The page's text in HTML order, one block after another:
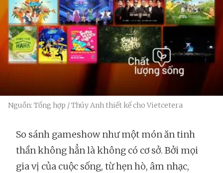
Nguồn: Tổng hợp / Thúy Anh thiết kế cho Vietcetera
So sánh gameshow như một món ăn tinh
thần không hẳn là không có cơ sở. Bởi mọi
gia vị của cuộc sống, từ hẹn hò, âm nhạc,